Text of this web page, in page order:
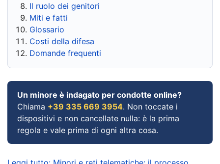
Il ruolo dei genitori
Miti e fatti
Glossario
Costi della difesa
Domande frequenti
Un minore è indagato per condotte online?
Chiama +39 335 669 3954. Non toccate i
dispositivi e non cancellate nulla: è la prima
regola e vale prima di ogni altra cosa.